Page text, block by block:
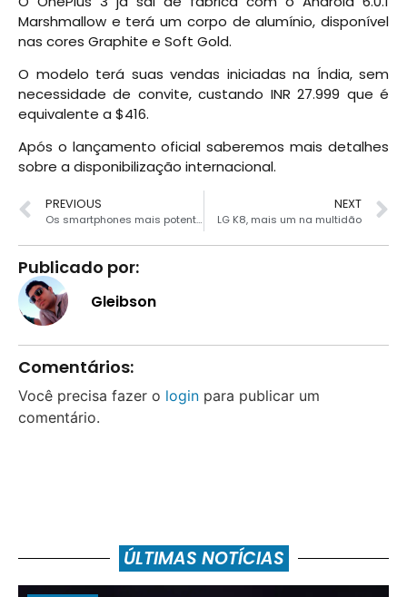
Marshmallow e terá um corpo de alumínio, disponível
nas cores Graphite e Soft Gold.
O modelo terá suas vendas iniciadas na Índia, sem
necessidade de convite, custando INR 27.999 que é
equivalente a $416.
Após o lançamento oficial saberemos mais detalhes
sobre a disponibilização internacional.
PREVIOUS
Os smartphones mais potentes de maio
NEXT
LG K8, mais um na multidão
Publicado por:
Gleibson
Comentários:
Você precisa fazer o login para publicar um
comentário.
ÚLTIMAS NOTÍCIAS